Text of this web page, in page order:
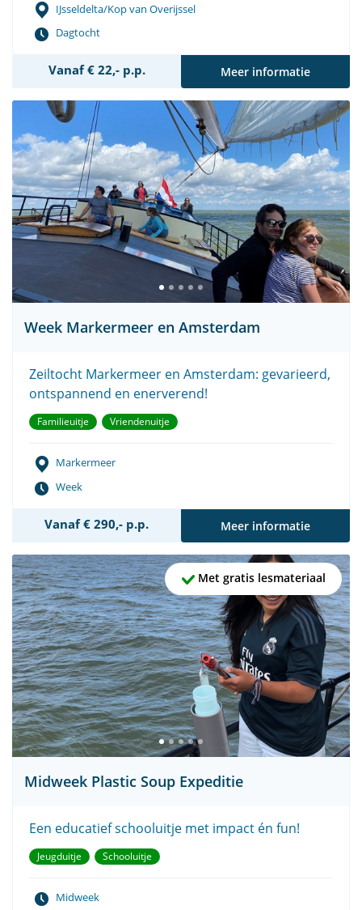
IJsseldelta/Kop van Overijssel
Dagtocht
Vanaf € 22,- p.p. Meer informatie
Week Markermeer en Amsterdam
Zeiltocht Markermeer en Amsterdam: gevarieerd,
ontspannend en enerverend!
Familieuitje Vriendenuitje
Markermeer
Week
Vanaf € 290,- p.p. Meer informatie
Met gratis lesmateriaal
Midweek Plastic Soup Expeditie
Een educatief schooluitje met impact én fun!
Jeugduitje Schooluitje
Midweek